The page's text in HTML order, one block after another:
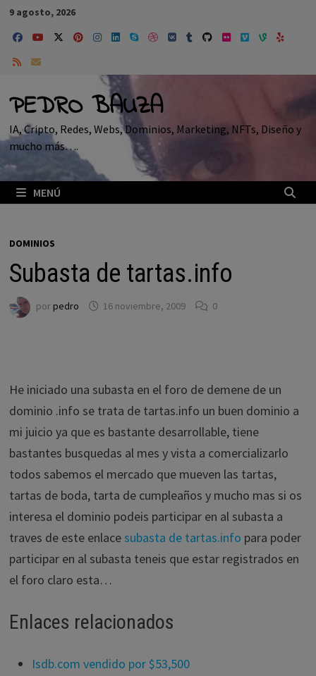
Saltar
contenido
9 agosto, 2026
PEDRO BAUZA
IA, Cripto, Redes, Webs, Dominios, Marketing, NFTs, Diseño y
mucho más….
MENÚ
DOMINIOS
Subasta de tartas.info
porpedro 16 noviembre, 2009 0
He iniciado una subasta en el foro de demene de un
dominio .info se trata de tartas.info un buen dominio a
mi juicio ya que es bastante desarrollable, tiene
bastantes busquedas al mes y vista a comercializarlo
todos sabemos el mercado que mueven las tartas,
tartas de boda, tarta de cumpleaños y mucho mas si os
interesa el dominio podeis participar en al subasta a
traves de este enlacesubasta de tartas.info para poder
participar en al subasta teneis que estar registrados en
el foro claro esta…
Enlaces relacionados
Isdb.com vendido por $53,500